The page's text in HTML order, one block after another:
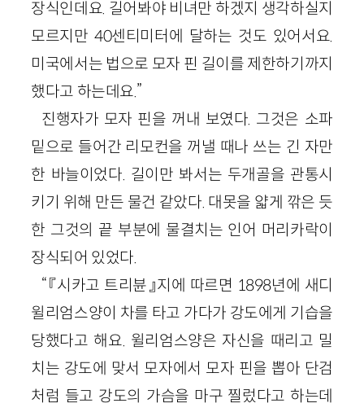
장식인데요. 길어봐야 비녀만 하겠지 생각하실지
모르지만 40센티미터에 달하는 것도 있어서요.
미국에서는 법으로 모자 핀 길이를 제한하기까지
했다고 하는데요.”
진행자가 모자 핀을 꺼내 보였다. 그것은 소파
밑으로 들어간 리모컨을 꺼낼 때나 쓰는 긴 자만
한 바늘이었다. 길이만 봐서는 두개골을 관통시
키기 위해 만든 물건 같았다. 대못을 얇게 깎은 듯
한 그것의 끝 부분에 물결치는 인어 머리카락이
장식되어 있었다.
“『시카고 트리뷴』지에 따르면 1898년에 새디
윌리엄스양이 차를 타고 가다가 강도에게 기습을
당했다고 해요. 윌리엄스양은 자신을 때리고 밀
치는 강도에 맞서 모자에서 모자 핀을 뽑아 단검
처럼 들고 강도의 가슴을 마구 찔렀다고 하는데